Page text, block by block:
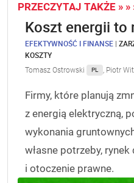
PRZECZYTAJ TAKŻE » »
Koszt energii to
EFEKTYWNOŚĆ I FINANSE |
KOSZTY
Tomasz Ostrowski PL Piotr
Firmy, które planują
z energią elektryczną,
wykonania
własne potrzeby,
i otoczenie prawne.